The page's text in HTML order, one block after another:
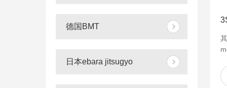
德国BMT
日本ebara jitsugyo